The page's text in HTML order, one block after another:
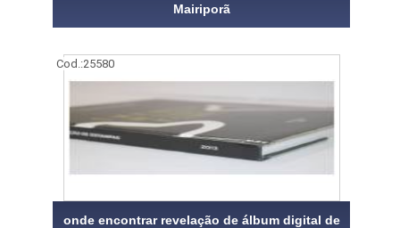
Mairiporã
Cod.:25580
onde encontrar revelação de álbum digital de